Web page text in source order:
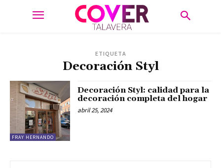
ETIQUETA
Decoración Styl
FRAY HERNANDO
Decoración Styl: calidad para la
decoración completa del hogar
abril 25, 2024